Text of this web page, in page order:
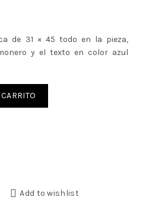
de 31 × 45 todo en la pieza,
y el texto en color azul
Add to wishlist